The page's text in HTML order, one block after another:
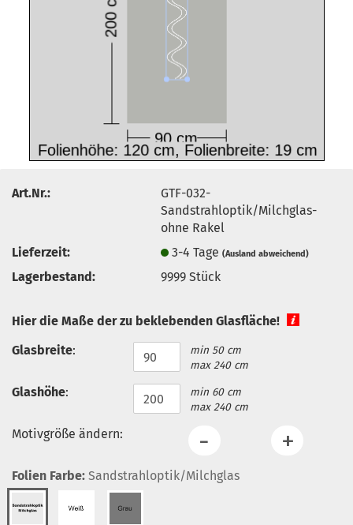
Art.Nr.:
GTF-032-
Sandstrahloptik/Milchglas-
ohne Rakel
Lieferzeit:
3-4 Tage(Ausland abweichend)
Lagerbestand: 9999Stück
Hier die Maße der zu beklebenden Glasfläche!
Glasbreite:
min 50 cm
max 240 cm
Glashöhe:
min 60 cm
max 240 cm
Motivgröße ändern:
Folien Farbe: Sandstrahloptik/Milchglas